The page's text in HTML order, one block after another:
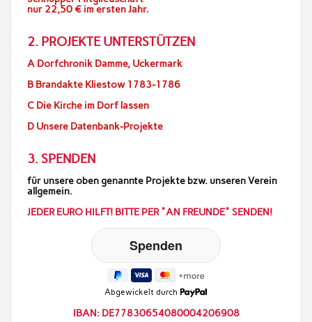
nur 22,50 € im ersten Jahr.
2. PROJEKTE UNTERSTÜTZEN
A Dorfchronik Damme, Uckermark
B Brandakte Kliestow 1783-1786
C Die Kirche im Dorf lassen
D Unsere Datenbank-Projekte
3. SPENDEN
für unsere oben genannte Projekte bzw. unseren Verein
allgemein.
JEDER EURO HILFT! BITTE PER "AN FREUNDE" SENDEN!
Abgewickelt durch
IBAN: DE77830654080004206908